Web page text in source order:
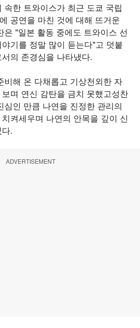
속한 트와이스가 최근 도쿄 국립
공연을 마친 것에 대해 뜨거운
은 "일본 활동 중에도 트와이스 선
기를 정말 많이 듣는다"고 덧붙
의 존경심을 나타냈다.
비해 온 다채롭고 기상천외한 자
며 연신 감탄을 금치 못했고성찬
심인 만큼 나연을 진정한 관리의
켜세우며 나연의 안목을 깊이 신
.
ADVERTISEMENT